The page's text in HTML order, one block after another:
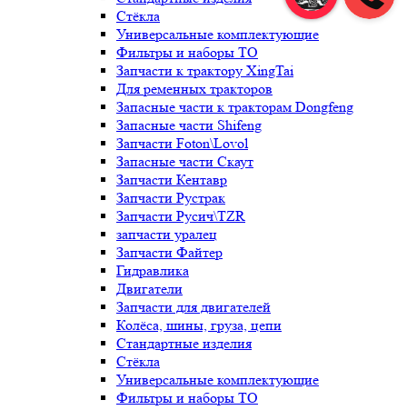
Стёкла
Универсальные комплектующие
Фильтры и наборы ТО
Запчасти к трактору XingTai
Для ременных тракторов
Запасные части к тракторам Dongfeng
Запасные части Shifeng
Запчасти Foton\Lovol
Запасные части Скаут
Запчасти Кентавр
Запчасти Рустрак
Запчасти Русич\TZR
запчасти уралец
Запчасти Файтер
Гидравлика
Двигатели
Запчасти для двигателей
Колёса, шины, груза, цепи
Стандартные изделия
Стёкла
Универсальные комплектующие
Фильтры и наборы ТО